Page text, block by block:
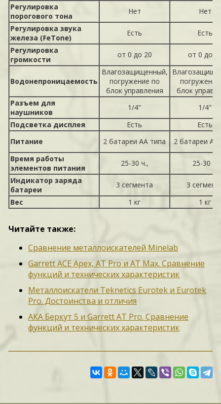
Регулировка
порогового тона
Нет
Нет
Регулировка звука
железа (FeTone)
Есть
Есть
Регулировка
громкости
от 0 до 20 от 0 до
Водонепроницаемость
Влагозащищенный,
погружение по
блок управления
блок
Разъем для
наушников
1/4"
1/4"
Подсветка дисплея
Есть
Есть
Питание
2 батареи АА типа
2 батареи АА
Время работы
элементов питания
25-30 ч.,
25-30 ч.
Индикатор заряда
батареи
3 сегмента
3
Вес
1 кг 1 кг
Читайте также:
Сравнение металлоискателей Minelab
Garrett ACE Apex, AT Pro и AT Max. Сравнение
функций и технических характеристик
Металлоискатели Teknetics Eurotek и Eurotek
Pro. Достоинства и отличия
АКА Беркут 5 и Garrett AT Pro. Сравнение
функций и технических характеристик